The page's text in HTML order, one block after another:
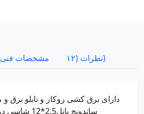
مشخصات فنی نظرات (۱۲)